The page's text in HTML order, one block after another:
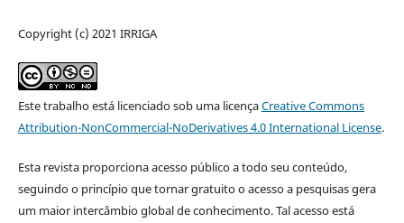
Copyright (c) 2021 IRRIGA
Este trabalho está licenciado sob uma licençaCreative Commons
Attribution-NonCommercial-NoDerivatives 4.0 International License.
Esta revista proporciona acesso público a todo seu conteúdo,
seguindo o princípio que tornar gratuito o acesso a pesquisas gera
um maior intercâmbio global de conhecimento. Tal acesso está